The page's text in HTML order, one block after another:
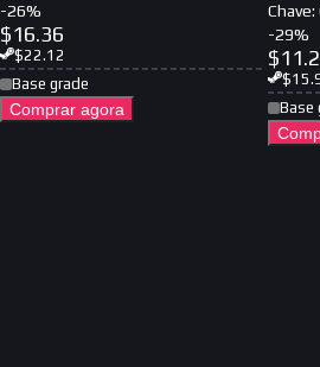
-26%
$16.36
$22.12
Base grade
Comprar agora
Chave:
-29%
$
$
Base